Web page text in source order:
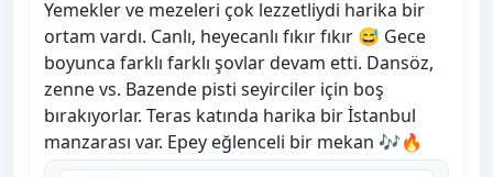
Yemekler ve mezeleri çok lezzetliydi harika bir
ortam vardı. Canlı, heyecanlı fıkır fıkır 😅 Gece
boyunca farklı farklı şovlar devam etti. Dansöz,
zenne vs. Bazende pisti seyirciler için boş
bırakıyorlar. Teras katında harika bir İstanbul
manzarası var. Epey eğlenceli bir mekan 🎶🔥